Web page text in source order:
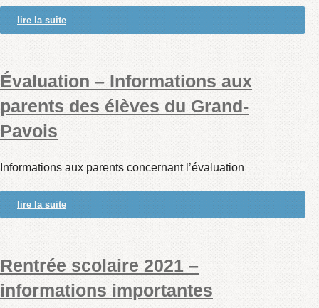
lire la suite
Évaluation – Informations aux
parents des élèves du Grand-
Pavois
Informations aux parents concernant l’évaluation
lire la suite
Rentrée scolaire 2021 –
informations importantes